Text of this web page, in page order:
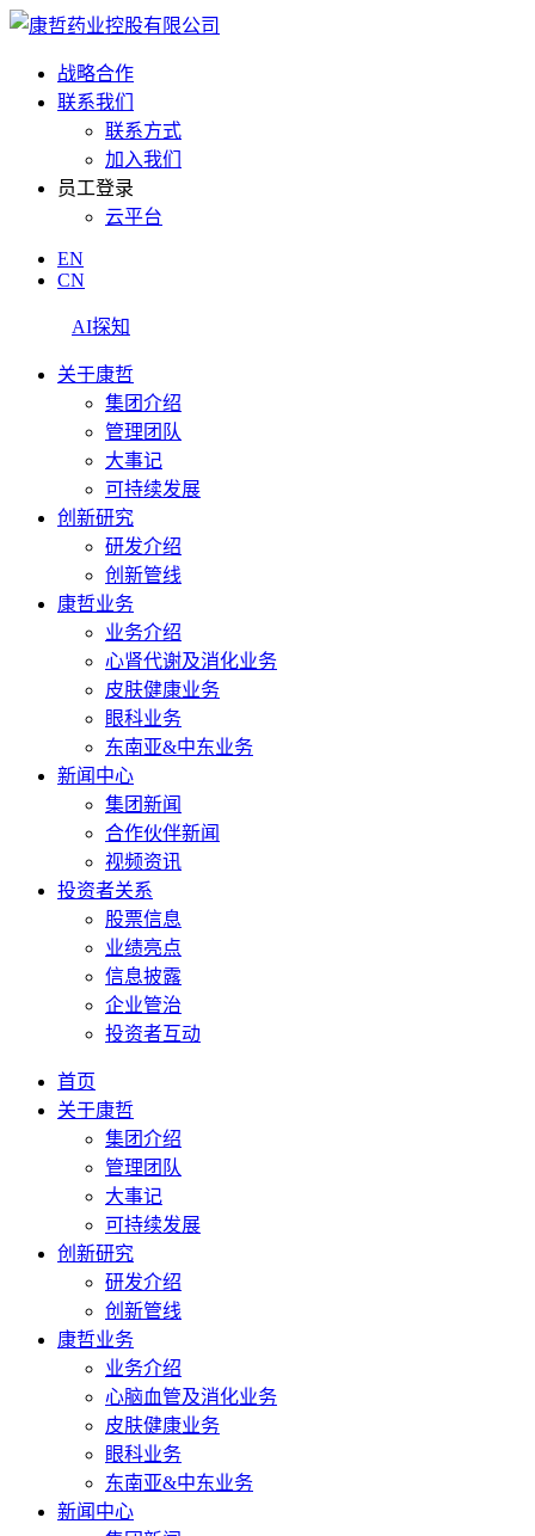
战略合作
联系我们
联系方式
加入我们
员工登录
云平台
EN
CN
AI探知
关于康哲
集团介绍
管理团队
大事记
可持续发展
创新研究
研发介绍
创新管线
康哲业务
业务介绍
心肾代谢及消化业务
皮肤健康业务
眼科业务
东南亚&中东业务
新闻中心
集团新闻
合作伙伴新闻
视频资讯
投资者关系
股票信息
业绩亮点
信息披露
企业管治
投资者互动
首页
关于康哲
集团介绍
管理团队
大事记
可持续发展
创新研究
研发介绍
创新管线
康哲业务
业务介绍
心脑血管及消化业务
皮肤健康业务
眼科业务
东南亚&中东业务
新闻中心